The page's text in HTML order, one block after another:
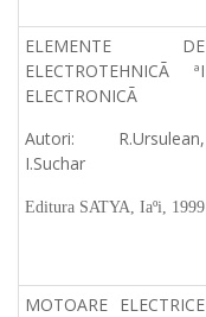
ELEMENTE DE
ELECTROTEHNICÃ ªI
ELECTRONICÃ
Autori: R.Ursulean,
I.Suchar
Editura SATYA, Iaºi, 1999
MOTOARE ELECTRICE